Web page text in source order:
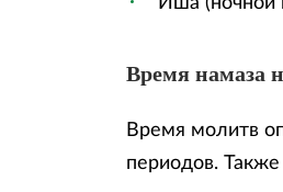
Время намаза
Время молитв
периодов.